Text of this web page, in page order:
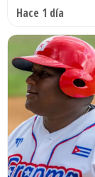
Hace 1 día